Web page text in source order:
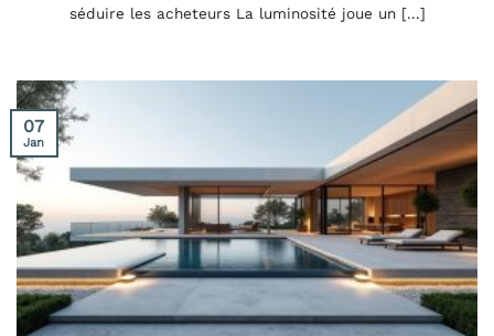
séduire les acheteurs La luminosité joue un [...]
07
Jan